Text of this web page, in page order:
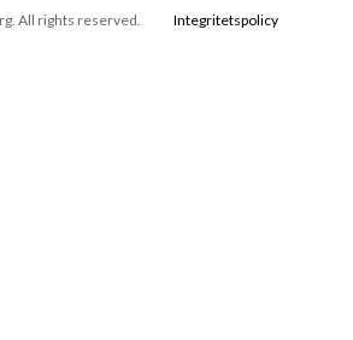
All rights reserved. Integritetspolicy